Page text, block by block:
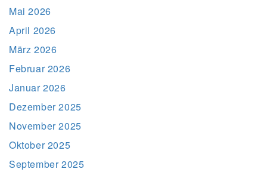
Mai 2026
April 2026
März 2026
Februar 2026
Januar 2026
Dezember 2025
November 2025
Oktober 2025
September 2025